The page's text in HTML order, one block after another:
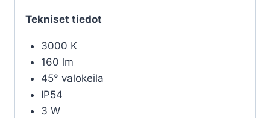
Tekniset tiedot
3000 K
160 lm
45° valokeila
IP54
3 W